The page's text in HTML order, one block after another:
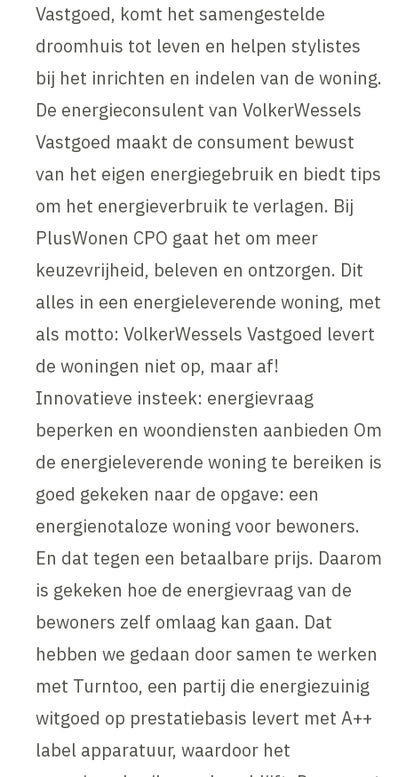
Vastgoed, komt het samengestelde
droomhuis tot leven en helpen stylistes
bij het inrichten en indelen van de woning.
De energieconsulent van VolkerWessels
Vastgoed maakt de consument bewust
van het eigen energiegebruik en biedt tips
om het energieverbruik te verlagen. Bij
PlusWonen CPO gaat het om meer
keuzevrijheid, beleven en ontzorgen. Dit
alles in een energieleverende woning, met
als motto: VolkerWessels Vastgoed levert
de woningen niet op, maar af!
Innovatieve insteek: energievraag
beperken en woondiensten aanbieden Om
de energieleverende woning te bereiken is
goed gekeken naar de opgave: een
energienotaloze woning voor bewoners.
En dat tegen een betaalbare prijs. Daarom
is gekeken hoe de energievraag van de
bewoners zelf omlaag kan gaan. Dat
hebben we gedaan door samen te werken
met Turntoo, een partij die energiezuinig
witgoed op prestatiebasis levert met A++
label apparatuur, waardoor het